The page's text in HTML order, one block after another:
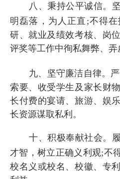
八、秉持公平诚信。
明磊落，为人正直 ;不得
研、就业及绩效考核、岗
评奖等工作中徇私舞弊、弄
九、坚守廉洁自律。
索要、收受学生及家长财
长付费的宴请、旅游、娱
长资源谋取私利。
十、积极奉献社会。
才智，树立正确义利观;不
校名义或校名、校徽、专